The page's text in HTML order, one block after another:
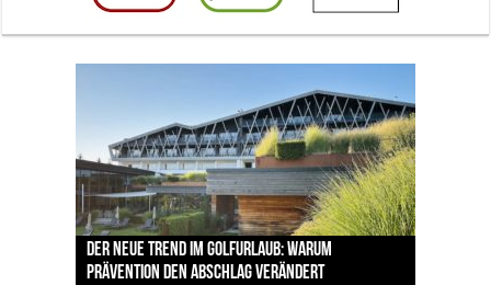
Der neue Trend im Golfurlaub: Warum
Prävention den Abschlag verändert
Luštica Bay baut Montenegros erste Golf-
Community weiter aus
Vom 85. Platz zur Claret Jug: Neuseeländer
schreibt bei The Open Geschichte
Claret Jug: Warum Scottie Scheffler die
berühmteste Golftrophäe zurückgeben muss
The Open 2026 in Royal Birkdale: Warum der
traditionsreiche Linksplatz zu den größten
Herausforderungen im Golfsport zählt